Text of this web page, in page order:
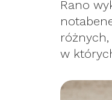
Rano
w